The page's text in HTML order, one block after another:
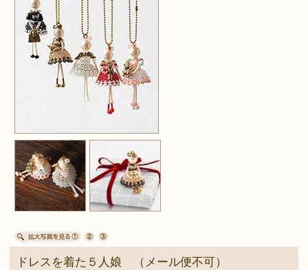
ドレスを着た５人娘 （メール便不可）